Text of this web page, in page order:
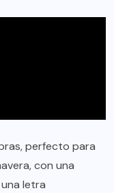
perfecto para
con una
letra